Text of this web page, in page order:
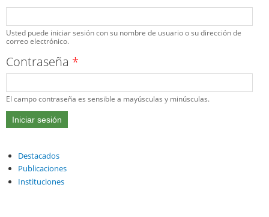
Usted puede iniciar sesión con su nombre de usuario o su dirección de
correo electrónico.
Contraseña *
El campo contraseña es sensible a mayúsculas y minúsculas.
Destacados
Publicaciones
Instituciones